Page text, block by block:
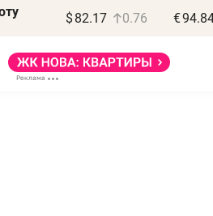
$ 82.17 0.76 €